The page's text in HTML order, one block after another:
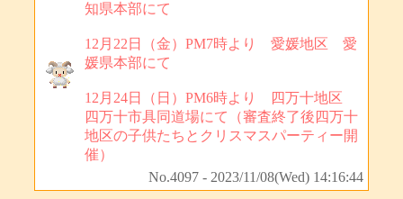
知県本部にて
12月22日（金）PM7時より 愛媛地区 愛
媛県本部にて
12月24日（日）PM6時より 四万十地区
四万十市具同道場にて（審査終了後四万十
地区の子供たちとクリスマスパーティー開
催）
No.4097 - 2023/11/08(Wed) 14:16:44